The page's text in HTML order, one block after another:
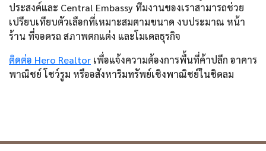
ประสงค์และ Central Embassy ทีมงานของเราสามารถช่วย
เปรียบเทียบตัวเลือกที่เหมาะสมตามขนาด งบประมาณ หน้า
ร้าน ที่จอดรถ สภาพตกแต่ง และโมเดลธุรกิจ
ติดต่อ Hero Realtor เพื่อแจ้งความต้องการพื้นที่ค้าปลีก อาคาร
พาณิชย์ โชว์รูม หรืออสังหาริมทรัพย์เชิงพาณิชย์ในชิดลม